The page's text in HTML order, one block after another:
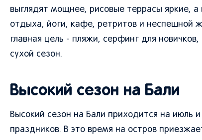
выглядят мощнее, рисовые террасы яркие,
отдыха, йоги, кафе, ретритов и неспешной
главная цель - пляжи, серфинг для
сухой сезон.
Высокий сезон на Бали
Высокий сезон на Бали приходится на июль
праздников. В это время на остров